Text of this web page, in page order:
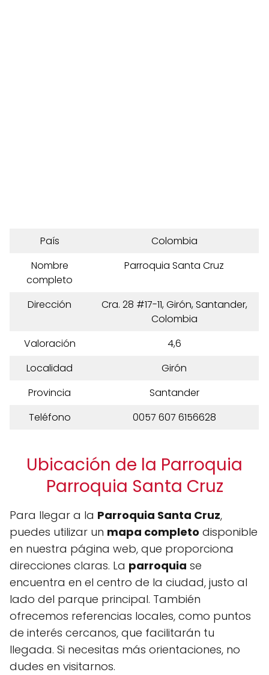
País
Colombia
Nombre
completo
Parroquia Santa Cruz
Dirección
Cra. 28 #17-11, Girón, Santander,
Colombia
Valoración
4,6
Localidad
Girón
Provincia
Santander
Teléfono
0057 607 6156628
Ubicación de la Parroquia
Parroquia Santa Cruz
Para llegar a la Parroquia Santa Cruz,
puedes utilizar un mapa completo disponible
en nuestra página web, que proporciona
direcciones claras. La parroquia se
encuentra en el centro de la ciudad, justo al
lado del parque principal. También
ofrecemos referencias locales, como puntos
de interés cercanos, que facilitarán tu
llegada. Si necesitas más orientaciones, no
dudes en visitarnos.